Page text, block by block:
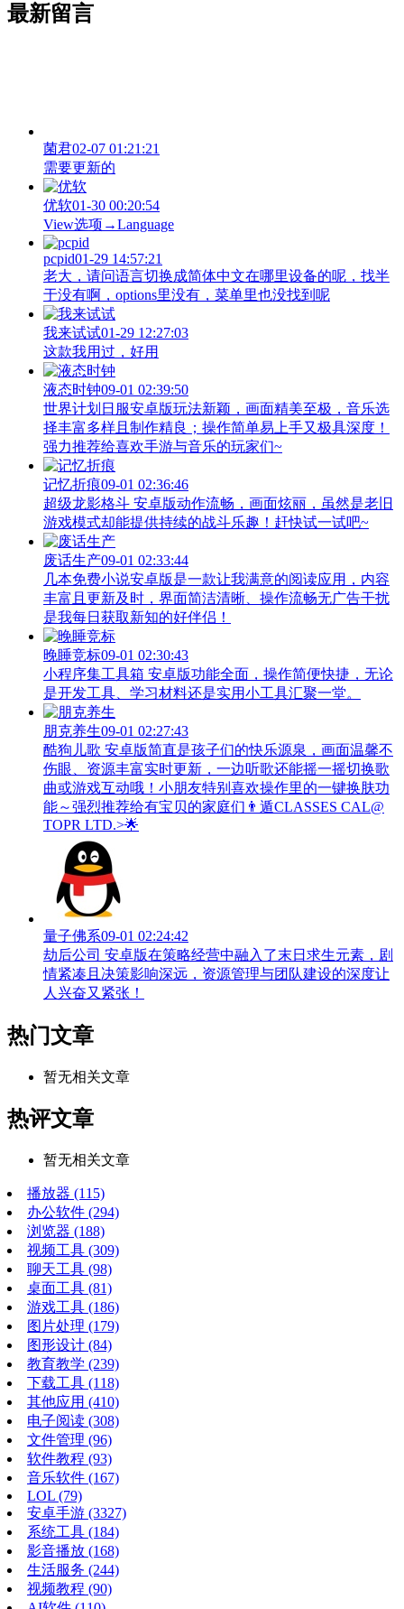
最新留言
菌君02-07 01:21:21
需要更新的
优软01-30 00:20:54
View‌选项→Language
pcpid01-29 14:57:21
老大，请问语言切换成简体中文在哪里设备的呢，找半
于没有啊，options里没有，菜单里也没找到呢
我来试试01-29 12:27:03
这款我用过，好用
液态时钟09-01 02:39:50
世界计划日服安卓版玩法新颖，画面精美至极，音乐选
择丰富多样且制作精良；操作简单易上手又极具深度！
强力推荐给喜欢手游与音乐的玩家们~
记忆折痕09-01 02:36:46
超级龙影格斗 安卓版动作流畅，画面炫丽，虽然是老旧
游戏模式却能提供持续的战斗乐趣！赶快试一试吧~
废话生产09-01 02:33:44
几本免费小说安卓版是一款让我满意的阅读应用，内容
丰富且更新及时，界面简洁清晰、操作流畅无广告干扰
是我每日获取新知的好伴侣！
晚睡竞标09-01 02:30:43
小程序集工具箱 安卓版功能全面，操作简便快捷，无论
是开发工具、学习材料还是实用小工具汇聚一堂。
朋克养生09-01 02:27:43
酷狗儿歌 安卓版简直是孩子们的快乐源泉，画面温馨不
伤眼、资源丰富实时更新，一边听歌还能摇一摇切换歌
曲或游戏互动哦！小朋友特别喜欢操作里的一键换肤功
能～强烈推荐给有宝贝的家庭们👨‍遁️CLASSES CAL@
TOPR LTD.>🌟
量子佛系09-01 02:24:42
劫后公司 安卓版在策略经营中融入了末日求生元素，剧
情紧凑且决策影响深远，资源管理与团队建设的深度让
人兴奋又紧张！
热门文章
暂无相关文章
热评文章
暂无相关文章
播放器 (115)
办公软件 (294)
浏览器 (188)
视频工具 (309)
聊天工具 (98)
桌面工具 (81)
游戏工具 (186)
图片处理 (179)
图形设计 (84)
教育教学 (239)
下载工具 (118)
其他应用 (410)
电子阅读 (308)
文件管理 (96)
软件教程 (93)
音乐软件 (167)
LOL (79)
安卓手游 (3327)
系统工具 (184)
影音播放 (168)
生活服务 (244)
视频教程 (90)